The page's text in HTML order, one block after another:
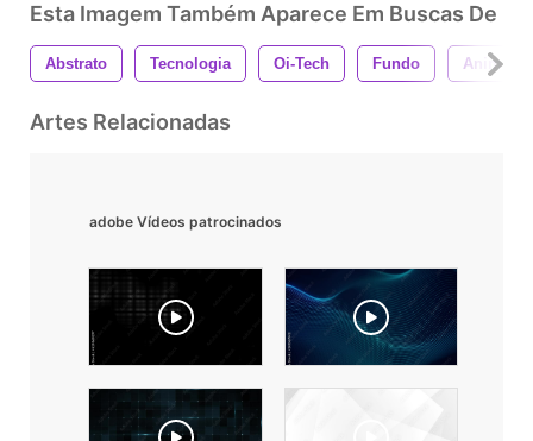
Esta Imagem Também Aparece Em Buscas De
Abstrato Tecnologia Oi-Tech Fundo
Artes Relacionadas
adobe Vídeos patrocinados